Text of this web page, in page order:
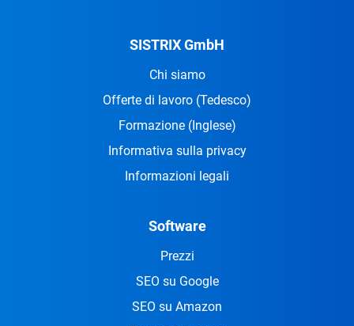
SISTRIX GmbH
Chi siamo
Offerte di lavoro (Tedesco)
Formazione (Inglese)
Informativa sulla privacy
Informazioni legali
Software
Prezzi
SEO su Google
SEO su Amazon